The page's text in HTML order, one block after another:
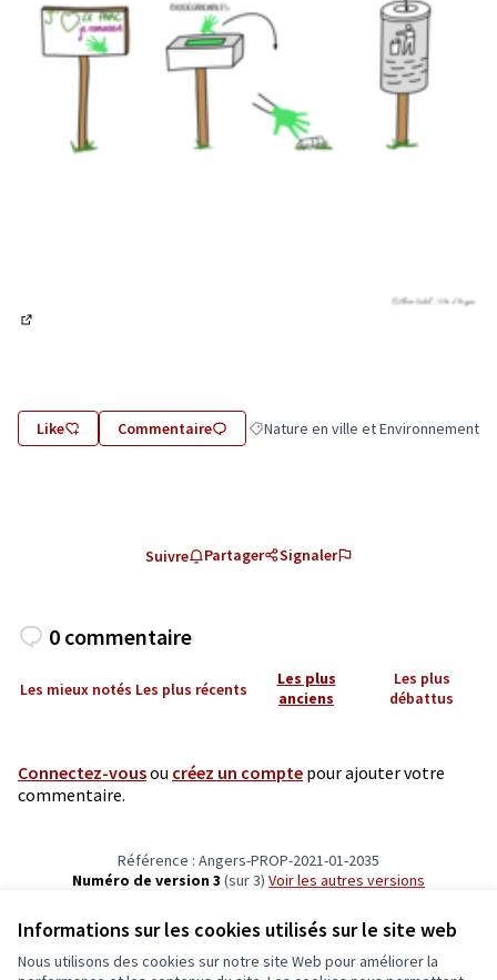
Informations sur les cookies utilisés sur le site web
Nous utilisons des cookies sur notre site Web pour améliorer la
Like Commentaire Filtrer les résultats de la catégorie :
Nature en ville et Environnement
Suivre Partager Signaler
0 commentaire
Les mieux notés Les plus récents
Les plus
anciens
Les plus
débattus
Connectez-vousou créez un compte pour ajouter votre
commentaire.
Référence : Angers-PROP-2021-01-2035
Numéro de version 3 (sur 3)
voir les autres versions
Conditions d'utilisation